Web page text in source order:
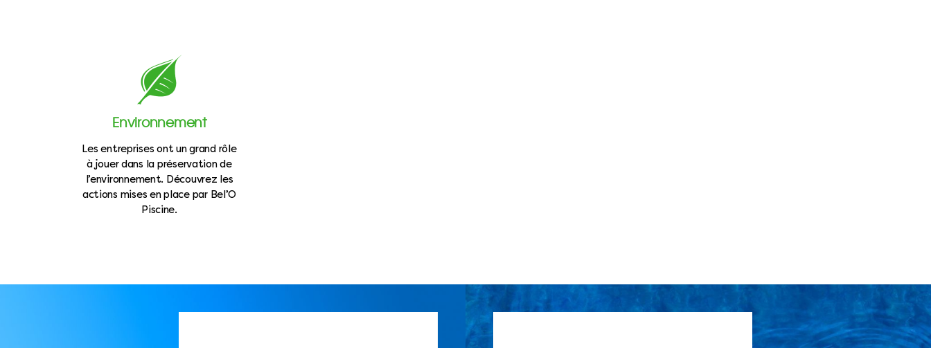
Environnement
Les entreprises ont un grand rôle
à jouer dans la préservation de
l’environnement. Découvrez les
actions mises en place par Bel’O
Piscine.